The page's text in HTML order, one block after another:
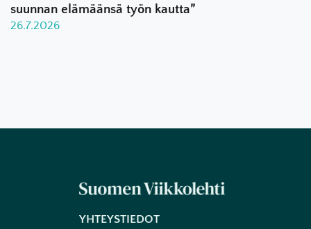
suunnan elämäänsä työn kautta”
26.7.2026
YHTEYSTIEDOT